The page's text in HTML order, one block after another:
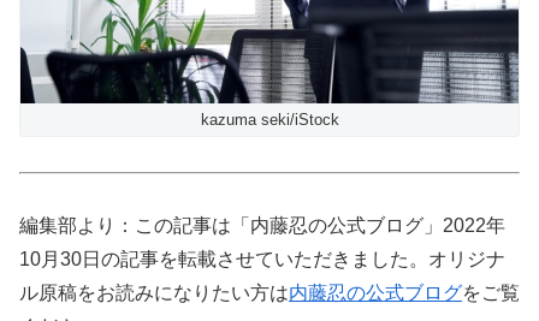
kazuma seki/iStock
編集部より：この記事は「内藤忍の公式ブログ」2022年
10月30日の記事を転載させていただきました。オリジナ
ル原稿をお読みになりたい方は内藤忍の公式ブログをご覧